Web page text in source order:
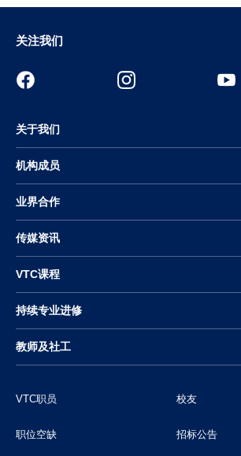
关注我们
关于我们
机构成员
业界合作
传媒资讯
VTC课程
持续专业进修
教师及社工
VTC职员 校友
职位空缺 招标公告